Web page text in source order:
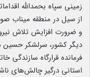
زمینی سپاه بحمدالله
از سیل در منطقه میناب
و ضرورت افزایش تلاش
دیگر کشور، سرلشکر حسین
فرمانده قرارگاه سازندگی
استانی درگیر چالش‌های